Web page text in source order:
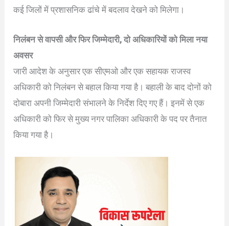
कई जिलों में प्रशासनिक ढांचे में बदलाव देखने को मिलेगा।
निलंबन से वापसी और फिर जिम्मेदारी, दो अधिकारियों को मिला नया
अवसर
जारी आदेश के अनुसार एक सीएमओ और एक सहायक राजस्व
अधिकारी को निलंबन से बहाल किया गया है। बहाली के बाद दोनों को
दोबारा अपनी जिम्मेदारी संभालने के निर्देश दिए गए हैं। इनमें से एक
अधिकारी को फिर से मुख्य नगर पालिका अधिकारी के पद पर तैनात
किया गया है।